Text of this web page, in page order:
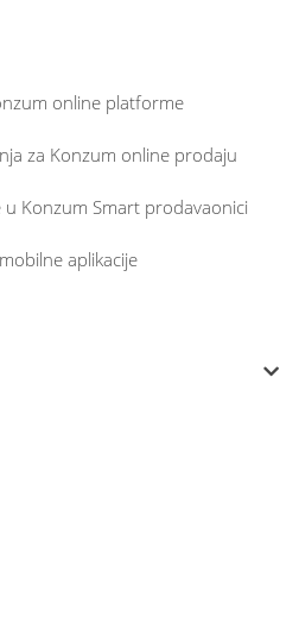
online platforme
za Konzum online prodaju
Konzum Smart prodavaonici
aplikacije